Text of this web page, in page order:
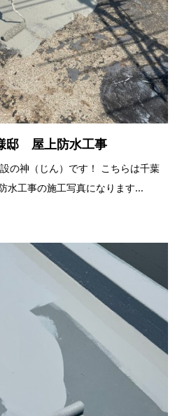
邸 屋上防水工事
の神（じん）です！ こちらは千葉
水工事の施工写真になります...